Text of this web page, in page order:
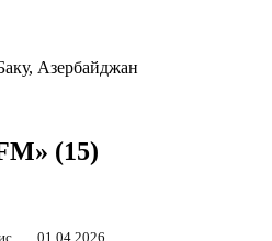
Азербайджан
(15)
01.04.2026